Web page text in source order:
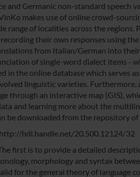
and Germanic non-standard speech
makes use of online crowd-
range of localities across the
their own responses using
from Italian/German into
of single-word dialect items -
in the online database which serves
linguistic varieties. Furthermore,
through an interactive map (GIS),
and learning more about the
be downloaded from the repository
http://hdl.handle.net/20.500.12124/32
first is to provide a detailed
morphology and syntax
for the general theory of language